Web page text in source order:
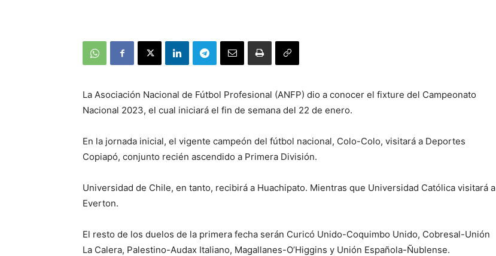
La Asociación Nacional de Fútbol Profesional (ANFP) dio a conocer el fixture del Campeonato
Nacional 2023, el cual iniciará el fin de semana del 22 de enero.
En la jornada inicial, el vigente campeón del fútbol nacional, Colo-Colo, visitará a Deportes
Copiapó, conjunto recién ascendido a Primera División.
Universidad de Chile, en tanto, recibirá a Huachipato. Mientras que Universidad Católica visitará a
Everton.
El resto de los duelos de la primera fecha serán Curicó Unido-Coquimbo Unido, Cobresal-Unión
La Calera, Palestino-Audax Italiano, Magallanes-O’Higgins y Unión Española-Ñublense.